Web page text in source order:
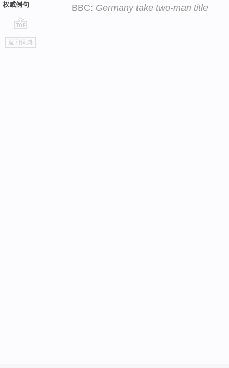
权威例句
go
top
返回词典
BBC: Germany take two-man title